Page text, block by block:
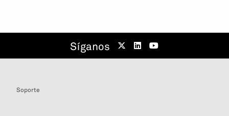
Síganos
Soporte